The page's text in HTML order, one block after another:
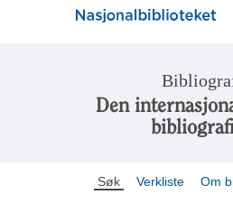
Den
Søk Verkliste Om